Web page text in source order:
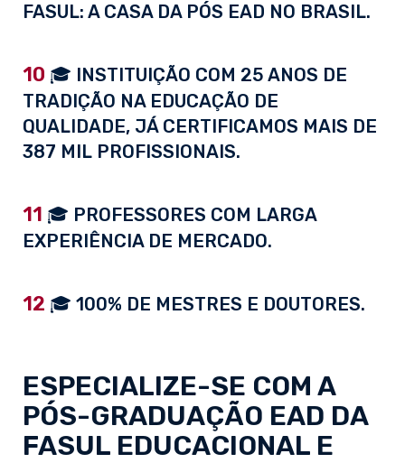
FASUL: A CASA DA PÓS EAD NO BRASIL.
10 🎓 INSTITUIÇÃO COM 25 ANOS DE
TRADIÇÃO NA EDUCAÇÃO DE
QUALIDADE, JÁ CERTIFICAMOS MAIS DE
387 MIL PROFISSIONAIS.
11 🎓 PROFESSORES COM LARGA
EXPERIÊNCIA DE MERCADO.
12 🎓 100% DE MESTRES E DOUTORES.
ESPECIALIZE-SE COM A
PÓS-GRADUAÇÃO EAD DA
FASUL EDUCACIONAL E